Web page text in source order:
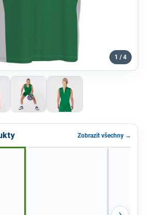
1 / 4
Zobrazit všechny →